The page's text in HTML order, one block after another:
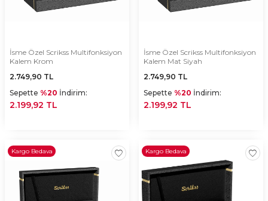
İsme Özel Scrikss Multifonksiyon
Kalem Krom
2.749,90 TL
Sepette %20 İndirim:
2.199,92 TL
İsme Özel Scrikss Multifonksiyon
Kalem Mat Siyah
2.749,90 TL
Sepette %20 İndirim:
2.199,92 TL
Kargo Bedava Kargo Bedava